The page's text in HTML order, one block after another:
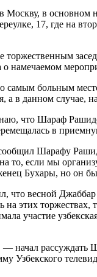
в
17, где на
о намечаемом
самым больным
а в данном
что Шараф
в
Шарафу
то, если мы
Бухары, но он
что весной
на этих
участие
рассуждать
Узбекского